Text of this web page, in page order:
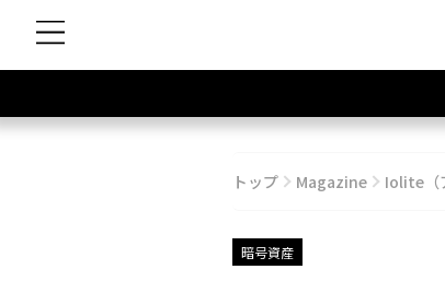
トップ Magazine Iolite（
暗号資産